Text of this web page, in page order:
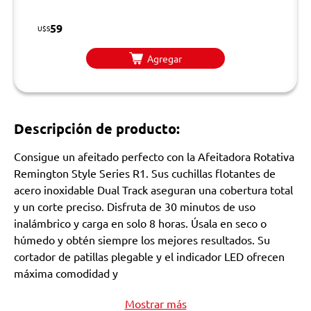
U$S59
Agregar
Descripción de producto:
Consigue un afeitado perfecto con la Afeitadora Rotativa
Remington Style Series R1. Sus cuchillas flotantes de
acero inoxidable Dual Track aseguran una cobertura total
y un corte preciso. Disfruta de 30 minutos de uso
inalámbrico y carga en solo 8 horas. Úsala en seco o
húmedo y obtén siempre los mejores resultados. Su
cortador de patillas plegable y el indicador LED ofrecen
máxima comodidad y
Mostrar más